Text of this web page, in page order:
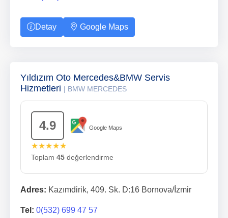
Detay Google Maps
Yıldızım Oto Mercedes&BMW Servis
Hizmetleri | BMW MERCEDES
4.9 Google Maps
★★★★★
Toplam 45 değerlendirme
Adres: Kazımdirik, 409. Sk. D:16 Bornova/İzmir
Tel: 0(532) 699 47 57